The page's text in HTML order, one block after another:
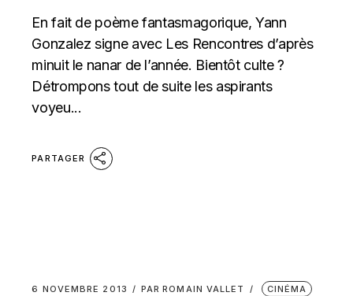
En fait de poème fantasmagorique, Yann
Gonzalez signe avec Les Rencontres d’après
minuit le nanar de l’année. Bientôt culte ?
Détrompons tout de suite les aspirants
voyeu...
PARTAGER
6 NOVEMBRE 2013 PAR ROMAIN VALLET CINÉMA